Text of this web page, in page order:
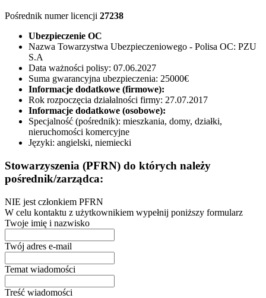
Pośrednik numer licencji 27238
Ubezpieczenie OC
Nazwa Towarzystwa Ubezpieczeniowego - Polisa OC: PZU
S.A
Data ważności polisy: 07.06.2027
Suma gwarancyjna ubezpieczenia: 25000€
Informacje dodatkowe (firmowe):
Rok rozpoczęcia działalności firmy: 27.07.2017
Informacje dodatkowe (osobowe):
Specjalność (pośrednik): mieszkania, domy, działki,
nieruchomości komercyjne
Języki: angielski, niemiecki
Stowarzyszenia (PFRN) do których należy
pośrednik/zarządca:
NIE jest członkiem PFRN
W celu kontaktu z użytkownikiem wypełnij poniższy formularz
Twoje imię i nazwisko
Twój adres e-mail
Temat wiadomości
Treść wiadomości